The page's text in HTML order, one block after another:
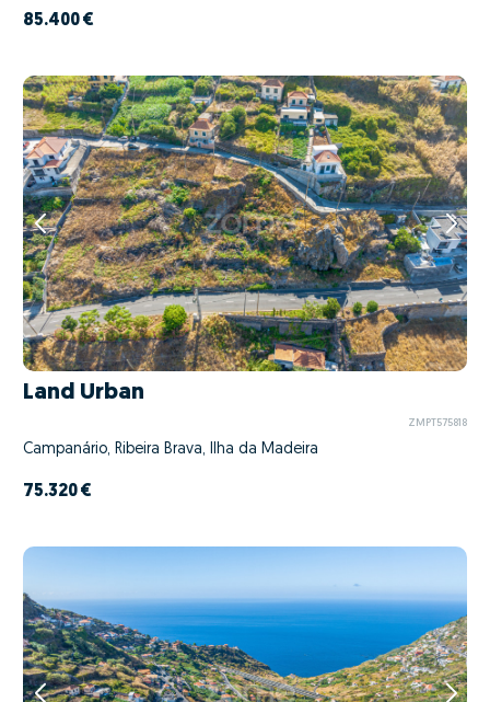
85.400 €
Land Urban
ZMPT575818
Campanário, Ribeira Brava, Ilha da Madeira
75.320 €